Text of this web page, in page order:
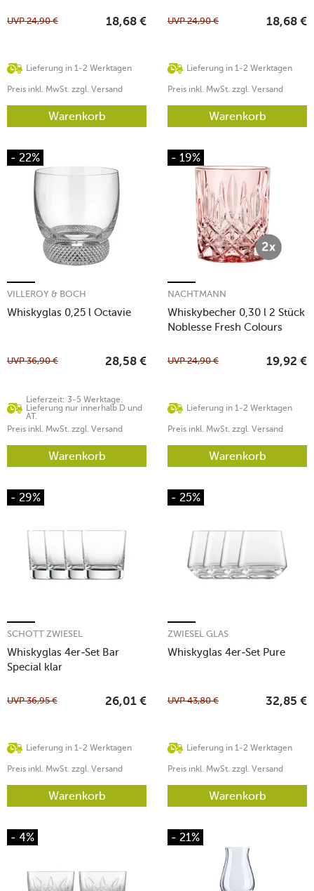
Lieferung in 1-2 Werktagen
UVP24,90 € 18,68 €
Preis inkl. MwSt. zzgl. Versand
Warenkorb
Lieferung in 1-2 Werktagen
UVP24,90 € 18,68 €
Preis inkl. MwSt. zzgl. Versand
Warenkorb
- 22%
Whiskyglas 0,25 l Octavie
VILLEROY & BOCH
Lieferzeit: 3-5 Werktage.
Lieferung nur innerhalb D und
AT.
UVP36,90 € 28,58 €
Preis inkl. MwSt. zzgl. Versand
Warenkorb
- 19%
Whiskybecher 0,30 l 2 Stück
Noblesse Fresh Colours
NACHTMANN
Lieferung in 1-2 Werktagen
UVP24,90 € 19,92 €
Preis inkl. MwSt. zzgl. Versand
Warenkorb
- 29%
Whiskyglas 4er-Set Bar
Special klar
SCHOTT ZWIESEL
Lieferung in 1-2 Werktagen
UVP36,95 € 26,01 €
Preis inkl. MwSt. zzgl. Versand
Warenkorb
- 25%
Whiskyglas 4er-Set Pure
ZWIESEL GLAS
Lieferung in 1-2 Werktagen
UVP43,80 € 32,85 €
Preis inkl. MwSt. zzgl. Versand
Warenkorb
- 4% - 21%